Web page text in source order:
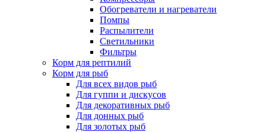
Обогреватели и нагреватели
Помпы
Распылители
Светильники
Фильтры
Корм для рептилий
Корм для рыб
Для всех видов рыб
Для гуппи и дискусов
Для декоративных рыб
Для донных рыб
Для золотых рыб